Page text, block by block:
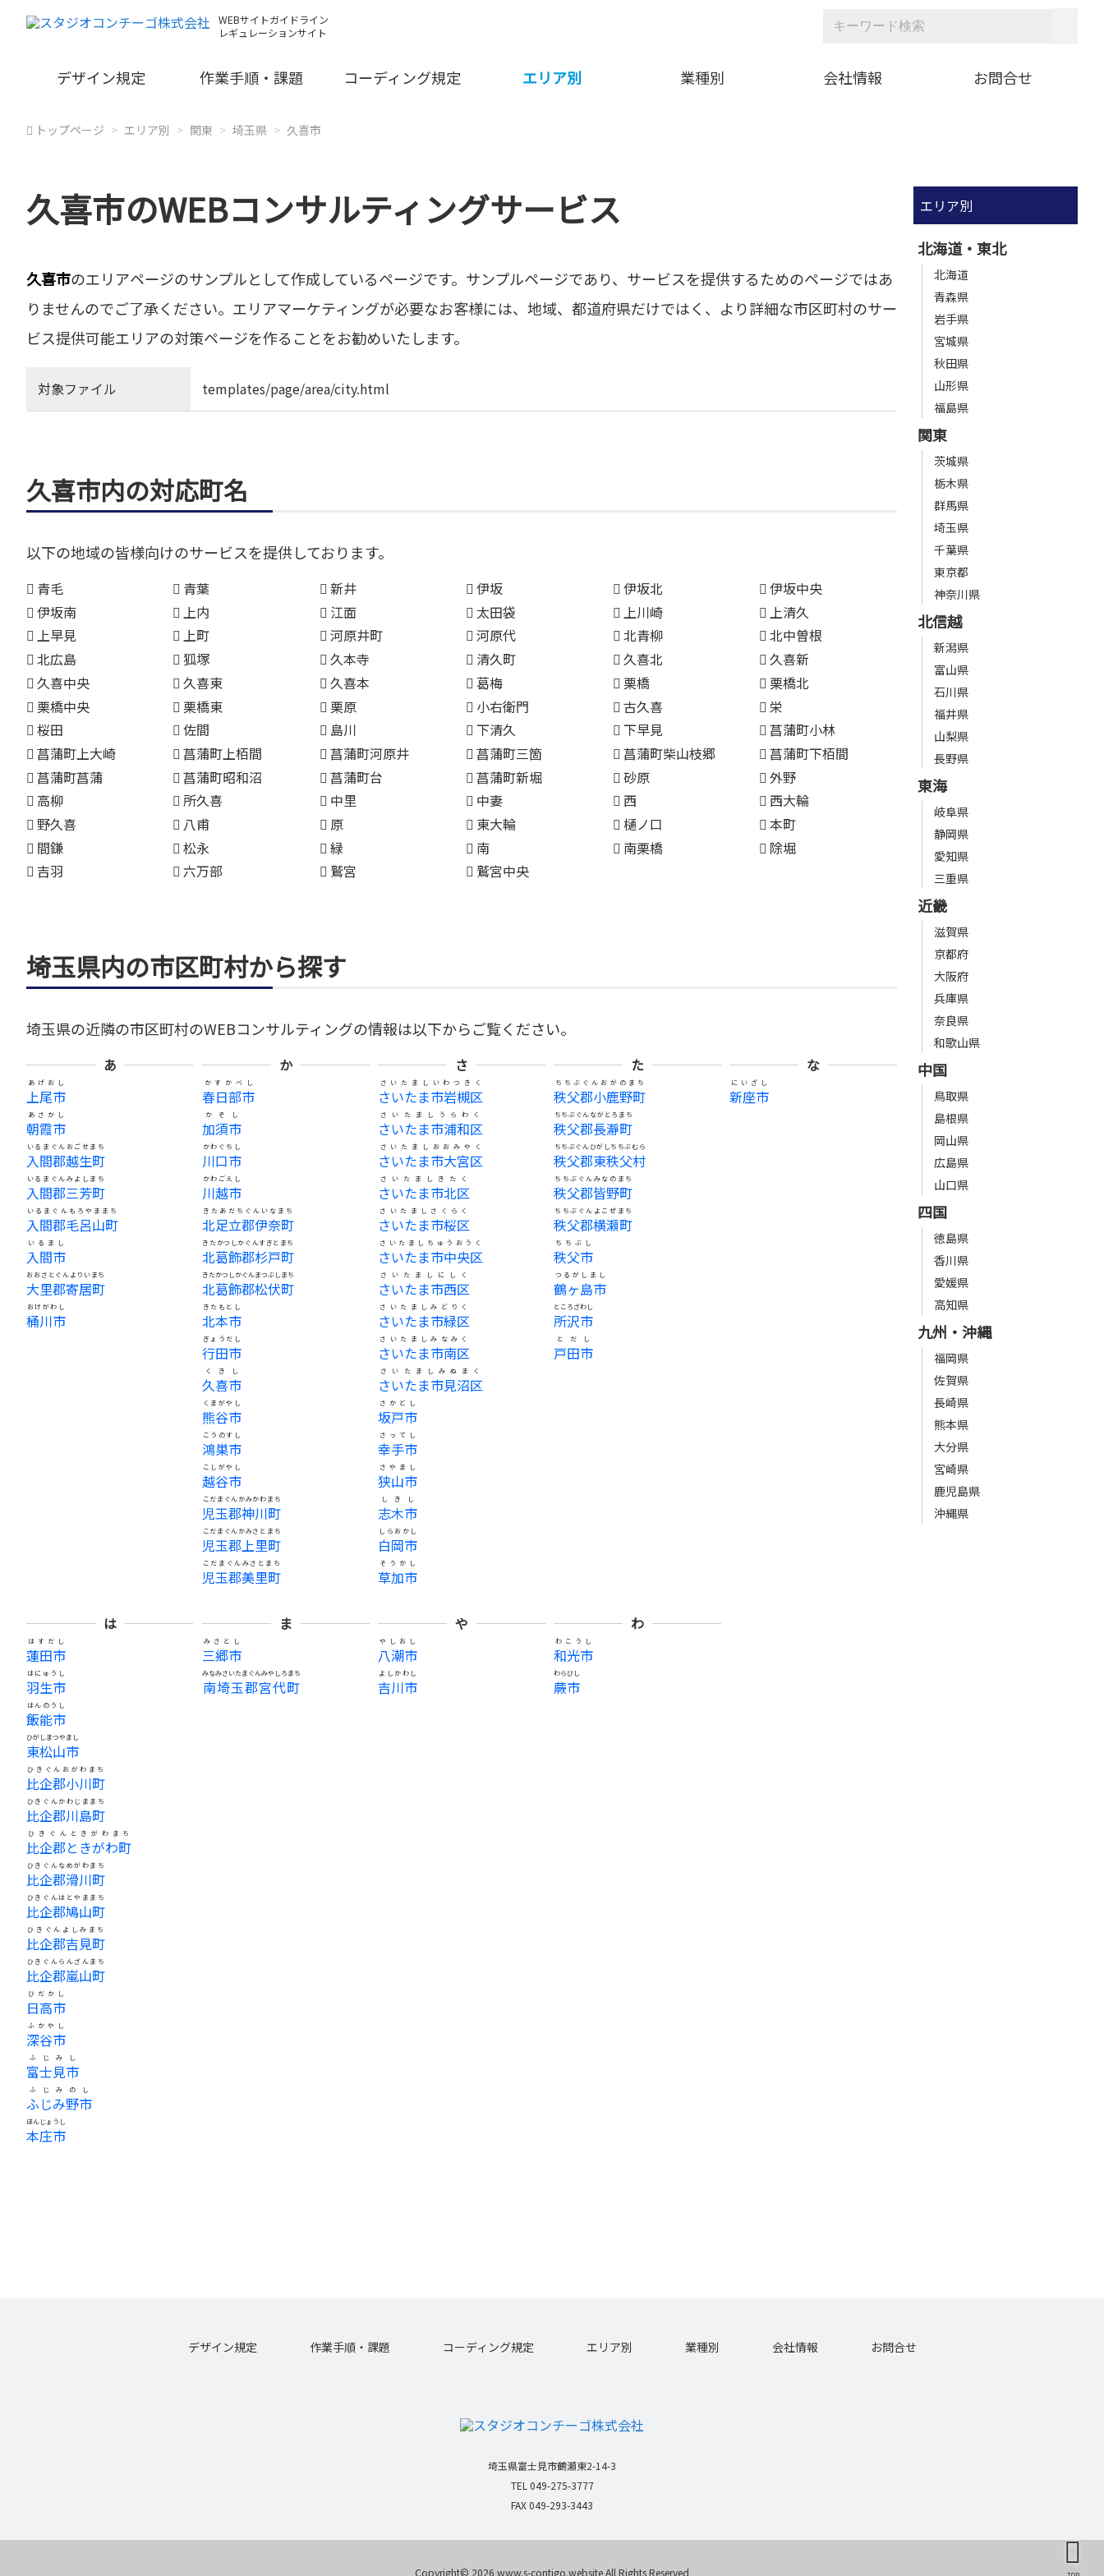
WEBサイトガイドライン
レギュレーションサイト
デザイン規定 作業手順・課題 コーディング規定 エリア別 業種別 会社情報 お問合せ
トップページ エリア別 関東 埼玉県 久喜市
久喜市のWEBコンサルティングサービス
久喜市のエリアページのサンプルとして作成しているページです。サンプルページであり、サービスを提供するためのページではあ
りませんのでご了承ください。エリアマーケティングが必要なお客様には、地域、都道府県だけではく、より詳細な市区町村のサー
ビス提供可能エリアの対策ページを作ることをお勧めいたします。
対象ファイル templates/page/area/city.html
久喜市内の対応町名
以下の地域の皆様向けのサービスを提供しております。
青毛 青葉 新井 伊坂 伊坂北
伊坂中央
伊坂南
上内 江面 太田袋 上川崎
上清久
上早見
上町 河原井町 河原代 北青柳
北中曽根
北広島
狐塚 久本寺 清久町 久喜北
久喜新
久喜中央
久喜東 久喜本 葛梅 栗橋
栗橋北
栗橋中央
栗橋東 栗原 小右衛門 古久喜
栄
桜田
佐間 島川 下清久 下早見
菖蒲町小林
菖蒲町上大崎
菖蒲町上栢間 菖蒲町河原井 菖蒲町三箇 菖蒲町柴山枝郷
菖蒲町下栢間
菖蒲町菖蒲
菖蒲町昭和沼 菖蒲町台 菖蒲町新堀 砂原
外野
高柳
所久喜 中里 中妻 西
西大輪
野久喜
八甫 原 東大輪 樋ノ口
本町
間鎌
松永 緑 南 南栗橋
除堀
吉羽
六万部 鷲宮 鷲宮中央
埼玉県内の市区町村から探す
埼玉県の近隣の市区町村のWEBコンサルティングの情報は以下からご覧ください。
あ
上尾市
あげおし
朝霞市
あさかし
入間郡越生町
いるまぐんおごせまち
入間郡三芳町
いるまぐんみよしまち
入間郡毛呂山町
いるまぐんもろやままち
入間市
いるまし
大里郡寄居町
おおさとぐんよりいまち
桶川市
おけがわし
か
春日部市
かすかべし
加須市
かぞし
川口市
かわぐちし
川越市
かわごえし
北足立郡伊奈町
きたあだちぐんいなまち
北葛飾郡杉戸町
きたかつしかぐんすぎとまち
北葛飾郡松伏町
きたかつしかぐんまつぶしまち
北本市
きたもとし
行田市
ぎょうだし
久喜市
くきし
熊谷市
くまがやし
鴻巣市
こうのすし
越谷市
こしがやし
児玉郡神川町
こだまぐんかみかわまち
児玉郡上里町
こだまぐんかみさとまち
児玉郡美里町
こだまぐんみさとまち
さ
さいたま市岩槻区
さいたましいわつきく
さいたま市浦和区
さいたましうらわく
さいたま市大宮区
さいたましおおみやく
さいたま市北区
さいたましきたく
さいたま市桜区
さいたましさくらく
さいたま市中央区
さいたましちゅうおうく
さいたま市西区
さいたましにしく
さいたま市緑区
さいたましみどりく
さいたま市南区
さいたましみなみく
さいたま市見沼区
さいたましみぬまく
坂戸市
さかどし
幸手市
さってし
狭山市
さやまし
志木市
しきし
白岡市
しらおかし
草加市
そうかし
た
秩父郡小鹿野町
ちちぶぐんおがのまち
秩父郡長瀞町
ちちぶぐんながとろまち
秩父郡東秩父村
ちちぶぐんひがしちちぶむら
秩父郡皆野町
ちちぶぐんみなのまち
秩父郡横瀬町
ちちぶぐんよこぜまち
秩父市
ちちぶし
鶴ヶ島市
つるがしまし
所沢市
ところざわし
戸田市
とだし
な
新座市
にいざし
は
蓮田市
はすだし
羽生市
はにゅうし
飯能市
はんのうし
東松山市
ひがしまつやまし
比企郡小川町
ひきぐんおがわまち
比企郡川島町
ひきぐんかわじままち
比企郡ときがわ町
ひきぐんときがわまち
比企郡滑川町
ひきぐんなめがわまち
比企郡鳩山町
ひきぐんはとやままち
比企郡吉見町
ひきぐんよしみまち
比企郡嵐山町
ひきぐんらんざんまち
日高市
ひだかし
深谷市
ふかやし
富士見市
ふじみし
ふじみ野市
ふじみのし
本庄市
ほんじょうし
ま
三郷市
みさとし
南埼玉郡宮代町
みなみさいたまぐんみやしろまち
や
八潮市
やしおし
吉川市
よしかわし
わ
和光市
わこうし
蕨市
わらびし
エリア別
北海道・東北
北海道
青森県
岩手県
宮城県
秋田県
山形県
福島県
関東
茨城県
栃木県
群馬県
埼玉県
千葉県
東京都
神奈川県
北信越
新潟県
富山県
石川県
福井県
山梨県
長野県
東海
岐阜県
静岡県
愛知県
三重県
近畿
滋賀県
京都府
大阪府
兵庫県
奈良県
和歌山県
中国
鳥取県
島根県
岡山県
広島県
山口県
四国
徳島県
香川県
愛媛県
高知県
九州・沖縄
福岡県
佐賀県
長崎県
熊本県
大分県
宮崎県
鹿児島県
沖縄県
デザイン規定 作業手順・課題 コーディング規定 エリア別 業種別 会社情報 お問合せ
埼玉県富士見市鶴瀬東2-14-3
TEL 049-275-3777
FAX 049-293-3443
Copyright© 2026 www.s-contigo.website All Rights Reserved